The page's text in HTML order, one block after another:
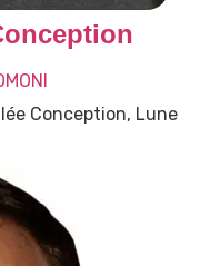
Conception, Lune